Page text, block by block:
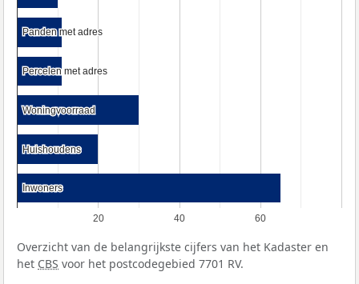
20 40 60
Panden met adres
Panden met adres
Percelen met adres
Percelen met adres
Woningvoorraad
Woningvoorraad
Huishoudens
Huishoudens
Inwoners
Inwoners
Overzicht van de belangrijkste cijfers van het Kadaster en
het CBS voor het postcodegebied 7701 RV.